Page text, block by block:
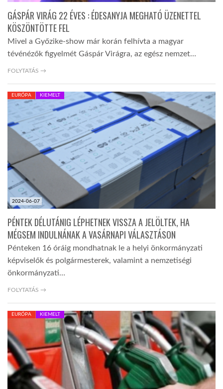
GÁSPÁR VIRÁG 22 ÉVES : ÉDESANYJA MEGHATÓ ÜZENETTEL
KÖSZÖNTÖTTE FEL
Mivel a Győzike-show már korán felhívta a magyar
tévénézők figyelmét Gáspár Virágra, az egész nemzet…
FOLYTATÁS →
2024-06-07
EURÓPA KIEMELT
PÉNTEK DÉLUTÁNIG LÉPHETNEK VISSZA A JELÖLTEK, HA
MÉGSEM INDULNÁNAK A VASÁRNAPI VÁLASZTÁSON
Pénteken 16 óráig mondhatnak le a helyi önkormányzati
képviselők és polgármesterek, valamint a nemzetiségi
önkormányzati…
FOLYTATÁS →
EURÓPA KIEMELT